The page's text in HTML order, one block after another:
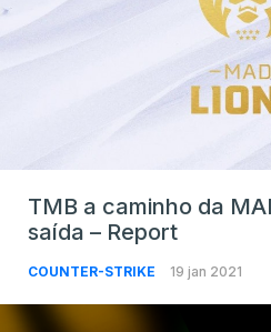
TMB a caminho da
saída – Report
COUNTER-STRIKE 19 jan 2021